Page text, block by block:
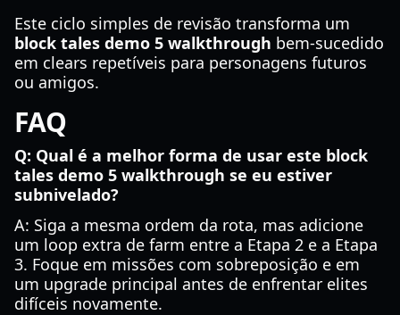
Este ciclo simples de revisão transforma um
block tales demo 5 walkthrough bem-sucedido
em clears repetíveis para personagens futuros
ou amigos.
FAQ
Q: Qual é a melhor forma de usar este block
tales demo 5 walkthrough se eu estiver
subnivelado?
A: Siga a mesma ordem da rota, mas adicione
um loop extra de farm entre a Etapa 2 e a Etapa
3. Foque em missões com sobreposição e em
um upgrade principal antes de enfrentar elites
difíceis novamente.